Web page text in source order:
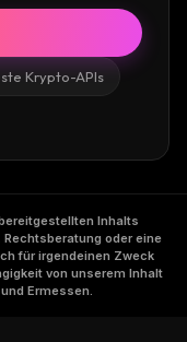
Krypto-APIs
Inhalts
oder eine
für irgendeinen Zweck
von unserem Inhalt
Ermessen.